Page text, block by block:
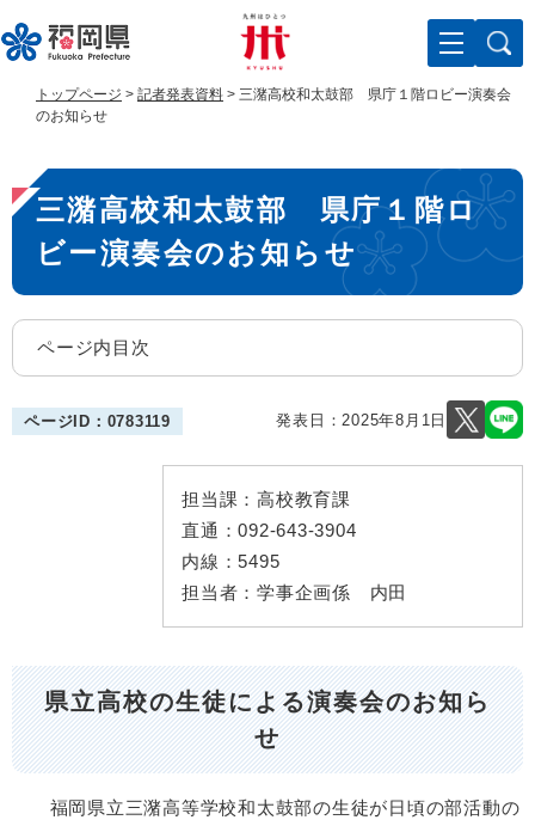
ー
ジ
す
。
ニ
ュ
し
て
へ
トップページ > 記者発表資料 > 三潴高校和太鼓部 県庁１階ロビー演奏会
のお知らせ
本
文
三潴高校和太鼓部 県庁１階ロ
ビー演奏会のお知らせ
ページ内目次
ページID：0783119 発表日：2025年8月1日
担当課： 高校教育課
直通：092-643-3904
内線：5495
担当者： 学事企画係 内田
県立高校の生徒による演奏会のお知ら
せ
福岡県立三潴高等学校和太鼓部の生徒が日頃の部活動の